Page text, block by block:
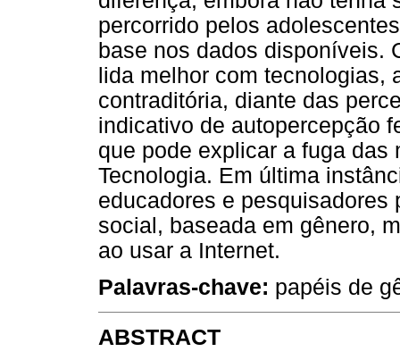
percorrido pelos
base nos dados disponíveis.
lida melhor com tecnologias,
contraditória, diante das
indicativo de autopercepção
que pode explicar a fuga das
Tecnologia. Em última
educadores e pesquisadores
social, baseada em gênero,
ao usar a Internet.
Palavras-chave: papéis de
ABSTRACT